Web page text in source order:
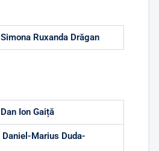
Ruxanda Drăgan
Ion Gaiță
Daniel-Marius Duda-